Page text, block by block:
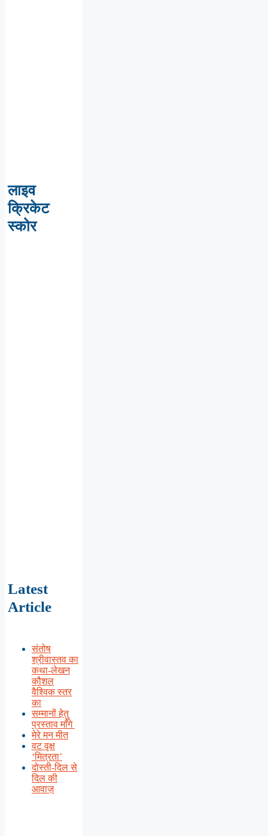
लाइव
क्रिकेट
स्कोर
Latest
Article
संतोष
श्रीवास्तव का
कथा-लेखन
कौशल
वैश्विक स्तर
का
सम्मानों हेतु
प्रस्ताव माँगे
मेरे मन मीत
वट वृक्ष
‘मित्रता’
दोस्ती-दिल से
दिल की
आवाज़